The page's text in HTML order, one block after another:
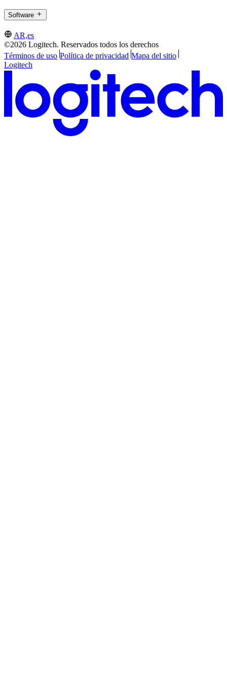
Software
AR,es
©2026 Logitech. Reservados todos los derechos
Términos de uso Política de privacidad Mapa del sitio
Logitech